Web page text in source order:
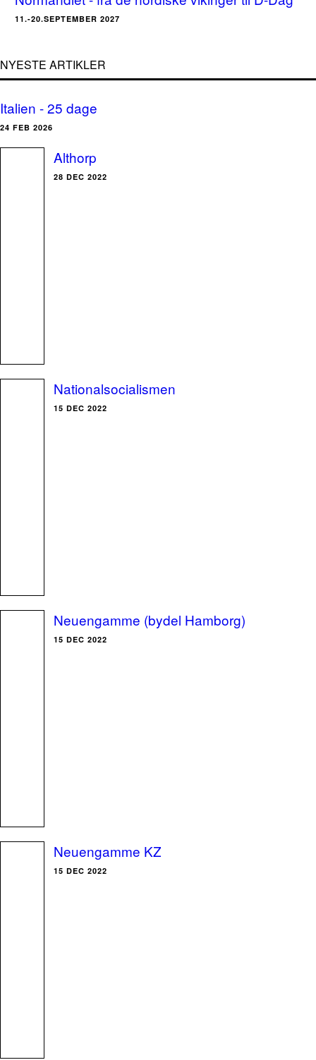
11.-20.SEPTEMBER 2027
NYESTE ARTIKLER
Italien - 25 dage
24 FEB 2026
Althorp
28 DEC 2022
Nationalsocialismen
15 DEC 2022
Neuengamme (bydel Hamborg)
15 DEC 2022
Neuengamme KZ
15 DEC 2022